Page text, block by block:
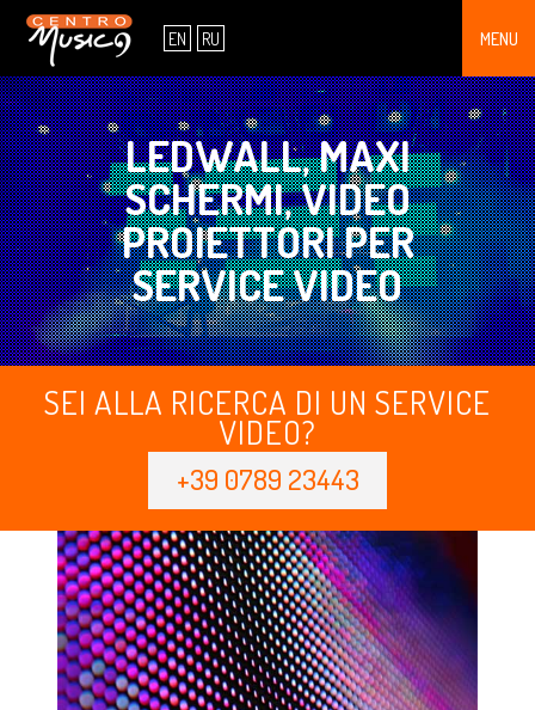
MENU
EN RU
SHOWROOM
SERVICE
CONTATTI
OFFERTE
PRODOTTI
LEDWALL, MAXI
SCHERMI, VIDEO
PROIETTORI PER
SERVICE VIDEO
SEI ALLA RICERCA DI UN SERVICE
VIDEO?
+39 0789 23443